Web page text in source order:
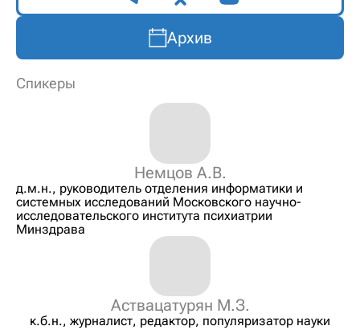
Архив
Спикеры
Немцов А.В.
д.м.н., руководитель отделения информатики и
системных исследований Московского научно-
исследовательского института психиатрии
Минздрава
Аствацатурян М.З.
к.б.н., журналист, редактор, популяризатор науки